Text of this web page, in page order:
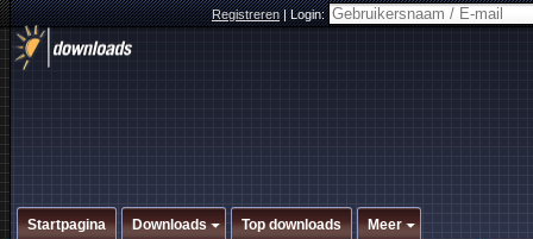
Registreren|Login:
Startpagina Downloads Top downloads Meer